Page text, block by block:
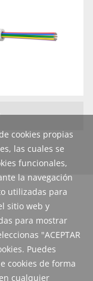
cookies propias
las cuales se
funcionales,
la navegación
utilizadas para
sitio web y
para mostrar
"ACEPTAR
Puedes
cookies de forma
cualquier